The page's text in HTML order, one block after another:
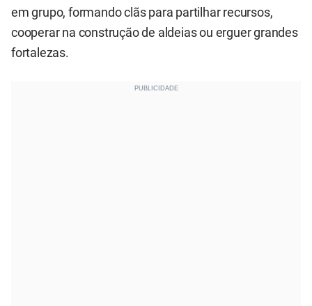
em grupo, formando clãs para partilhar recursos,
cooperar na construção de aldeias ou erguer grandes
fortalezas.